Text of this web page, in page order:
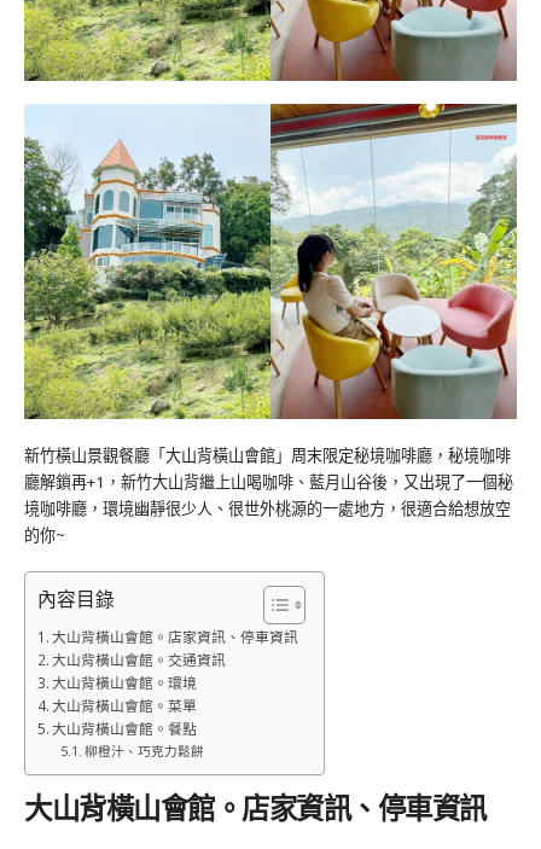
新竹橫山景觀餐廳「大山背橫山會館」周末限定秘境咖啡廳，秘境咖啡
廳解鎖再+1，新竹大山背繼上山喝咖啡、藍月山谷後，又出現了一個秘
境咖啡廳，環境幽靜很少人、很世外桃源的一處地方，很適合給想放空
的你~
內容目錄
大山背橫山會館。店家資訊、停車資訊
大山背橫山會館。交通資訊
大山背橫山會館。環境
大山背橫山會館。菜單
大山背橫山會館。餐點
柳橙汁、巧克力鬆餅
大山背橫山會館。店家資訊、停車資訊